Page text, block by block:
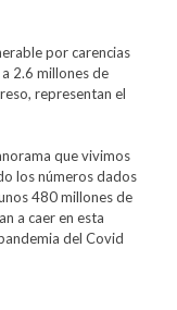
por carencias
2.6 millones de
representan el
que vivimos
los números dados
480 millones de
a caer en esta
del Covid